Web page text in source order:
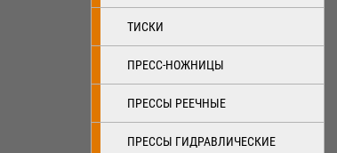
ТИСКИ
ПРЕСС-НОЖНИЦЫ
ПРЕССЫ РЕЕЧНЫЕ
ПРЕССЫ ГИДРАВЛИЧЕСКИЕ